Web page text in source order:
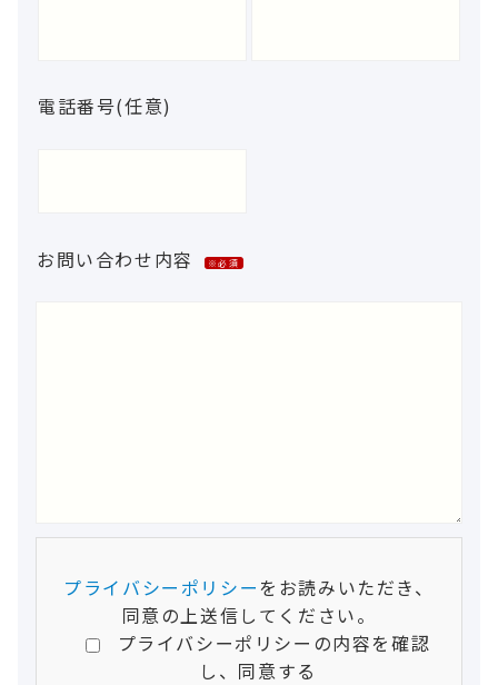
電話番号(任意)
お問い合わせ内容 ※必須
プライバシーポリシーをお読みいただき、
同意の上送信してください。
プライバシーポリシーの内容を確認
し、同意する